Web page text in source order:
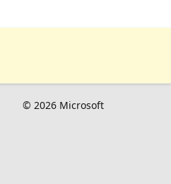
© 2026 Microsoft